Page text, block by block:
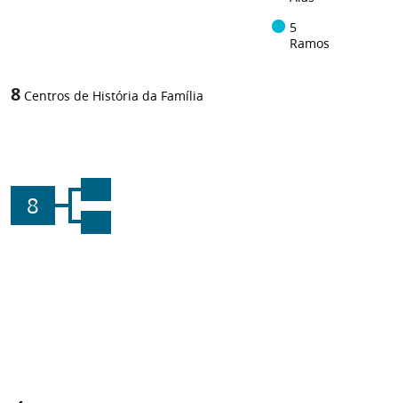
5
Ramos
8 Centros de História da Família
8